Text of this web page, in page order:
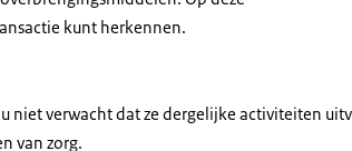
kunt herkennen.
niet verwacht dat ze dergelijke activiteiten
van zorg.